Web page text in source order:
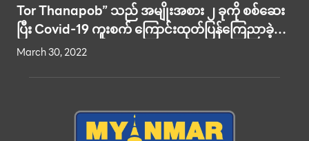
Tor Thanapob” သည် အမျိုးအစား ၂ ခုကို စစ်ဆေး
ပြီး Covid-19 ကူးစက် ကြောင်းထုတ်ပြန်ကြေညာခဲ့
သည်။
March 30, 2022